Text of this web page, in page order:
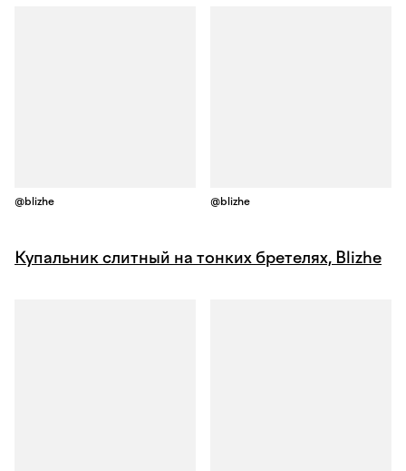
@blizhe @blizhe
Купальник слитный на тонких бретелях, Blizhe